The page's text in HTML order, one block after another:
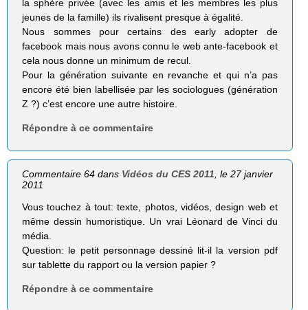
la sphère privée (avec les amis et les membres les plus
jeunes de la famille) ils rivalisent presque à égalité.
Nous sommes pour certains des early adopter de
facebook mais nous avons connu le web ante-facebook et
cela nous donne un minimum de recul.
Pour la génération suivante en revanche et qui n’a pas
encore été bien labellisée par les sociologues (génération
Z ?) c’est encore une autre histoire.
Répondre à ce commentaire
Commentaire 64 dans Vidéos du CES 2011 , le 27 janvier
2011
Vous touchez à tout: texte, photos, vidéos, design web et
même dessin humoristique. Un vrai Léonard de Vinci du
média.
Question: le petit personnage dessiné lit-il la version pdf
sur tablette du rapport ou la version papier ?
Répondre à ce commentaire